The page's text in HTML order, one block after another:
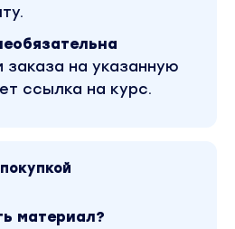
на указанную
ссылка на курс.
материал?